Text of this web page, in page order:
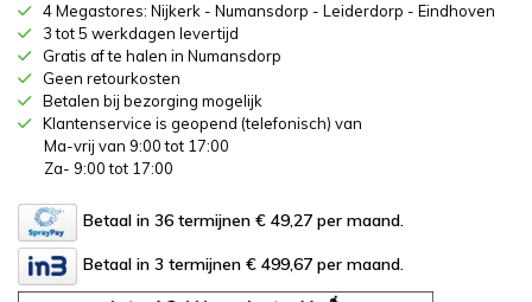
4 Megastores: Nijkerk - Numansdorp - Leiderdorp - Eindhoven
3 tot 5 werkdagen levertijd
Gratis af te halen in Numansdorp
Geen retourkosten
Betalen bij bezorging mogelijk
Klantenservice is geopend (telefonisch) van
Ma-vrij van 9:00 tot 17:00
Za- 9:00 tot 17:00
Betaal in 36 termijnen € 49,27 per maand.
Betaal in 3 termijnen € 499,67 per maand.